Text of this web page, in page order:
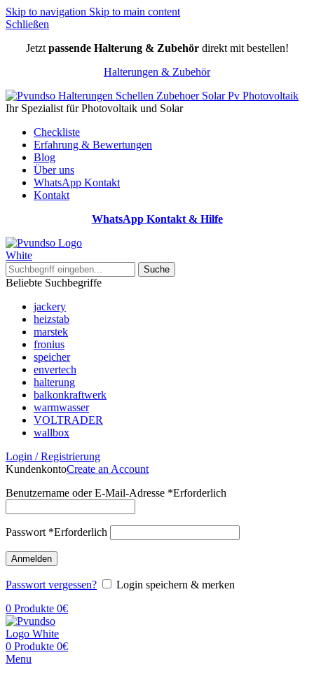
Skip to navigation Skip to main content
Schließen
Jetzt passende Halterung & Zubehördirekt mit bestellen!
Halterungen & Zubehör
Ihr Spezialist für Photovoltaik und Solar
Checkliste
Erfahrung & Bewertungen
Blog
Über uns
WhatsApp Kontakt
Kontakt
WhatsApp Kontakt & Hilfe
Suche
Beliebte Suchbegriffe
jackery
heizstab
marstek
fronius
speicher
envertech
halterung
balkonkraftwerk
warmwasser
VOLTRADER
wallbox
Login / Registrierung
KundenkontoCreate an Account
Benutzername oder E-Mail-Adresse *Erforderlich
Passwort *Erforderlich
Anmelden
Passwort vergessen?
Login speichern & merken
0 Produkte 0€
0 Produkte 0€
Menu